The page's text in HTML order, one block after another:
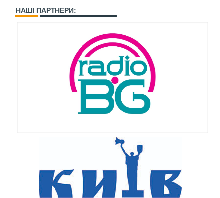
НАШІ ПАРТНЕРИ: